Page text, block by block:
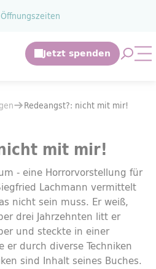
Öffnungszeiten
Redeangst?: nicht mit mir!
mit mir!
- eine Horrorvorstellung für
Lachmann vermittelt
nicht sein muss. Er weiß,
drei Jahrzehnten litt er
und steckte in einer
er durch diverse Techniken
sind Inhalt seines Buches.